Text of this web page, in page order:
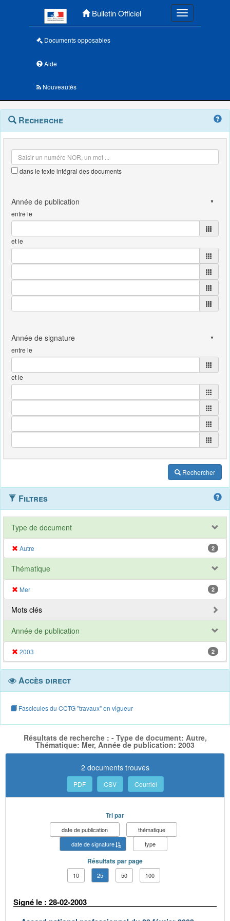
Bulletin Officiel Toggle
Documents opposables
Aide
Nouveautés
Navigation
outils
Menu
contextuel
Recherche
dans le texte intégral des documents
entre le
et le
entre le
et le
Rechercher
Filtres
Type de document
Autre 2
Thématique
Mer 2
Mots clés
Année de publication
2003 2
Accès direct
Fascicules du CCTG "travaux" en vigueur
Résultats de recherche : - Type de document: Autre,
Thématique: Mer, Année de publication: 2003
2 documents trouvés
PDF CSV Courriel
Tri par
date de publication
thématique
date de signature
type
Résultats par page
10 25 50 100
Signé le : 28-02-2003